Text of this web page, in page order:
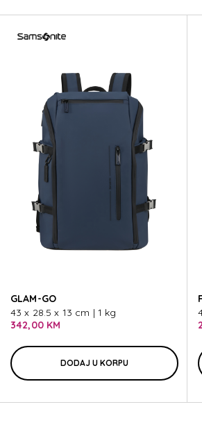
URBAN
URBAN
URBAN
URBAN
URBAN
URBAN
URBAN
GLAM-GO
43 x 28.5 x 13 cm | 1 kg
342,00 KM
DODAJ U KORPU